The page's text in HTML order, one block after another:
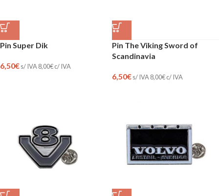
Pin Super Dik
6,50€s/ IVA 8,00€c/ IVA
Pin The Viking Sword of
Scandinavia
6,50€s/ IVA 8,00€c/ IVA